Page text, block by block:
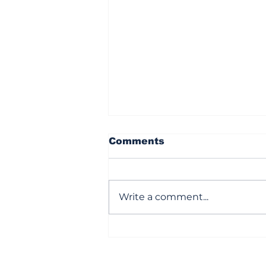
Comments
Write a comment...